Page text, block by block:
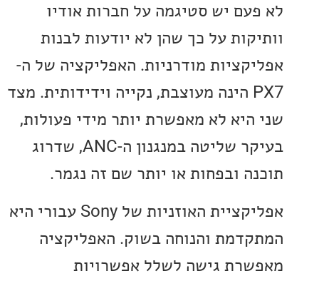
יש סטיגמה על חברות אודיו
על כך שהן לא יודעות לבנות
מודרניות. האפליקציה של ה-
PX7 הינה מעוצבת, נקייה וידידותית. מצד
לא מאפשרת יותר מידי פעולות,
בעיקר שליטה במנגנון ה-ANC, שדרוג
ובפחות או יותר שם זה נגמר.
אפליקציית האוזניות של Sony עבורי היא
והנוחה בשוק. האפליקציה
גישה לשלל אפשרויות